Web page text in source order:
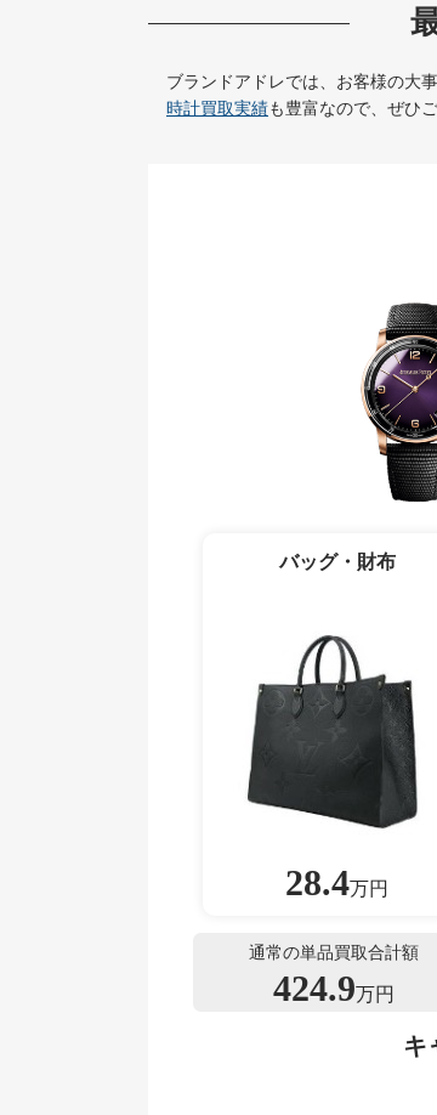
ブランドアドレでは、お客様の大
時計買取実績も豊富なので、ぜひ
バッグ・財布
28.4万円
通常の単品買取合計額
424.9万円
キ